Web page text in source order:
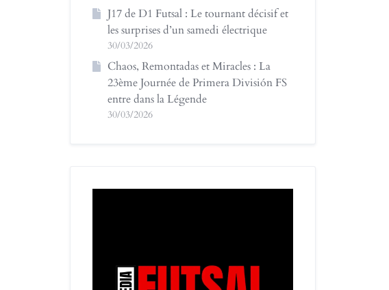
J17 de D1 Futsal : Le tournant décisif et
les surprises d’un samedi électrique
30/03/2026
Chaos, Remontadas et Miracles : La
23ème Journée de Primera División FS
entre dans la Légende
30/03/2026